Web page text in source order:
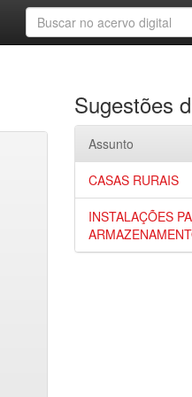
Sugestões
Assunto
CASAS RURAIS
INSTALAÇÕES